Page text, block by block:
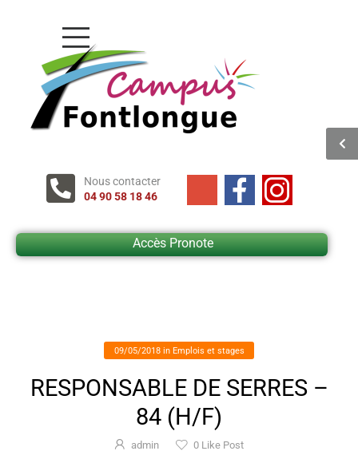
Nous contacter
04 90 58 18 46
Accès Pronote
09/05/2018in Emplois et stages
RESPONSABLE DE SERRES –
84 (H/F)
admin 0Like Post